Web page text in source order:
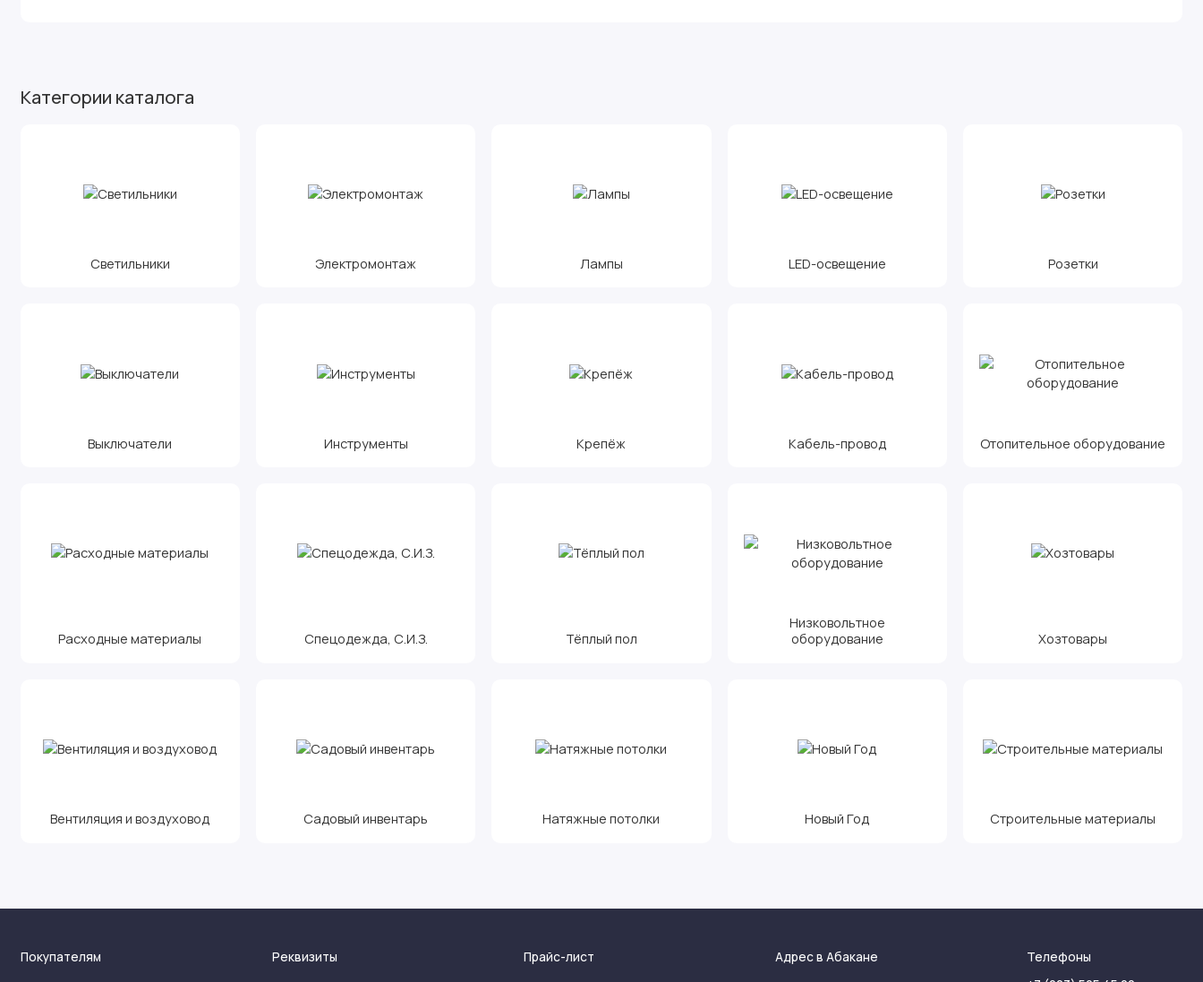
Категории каталога
Светильники Электромонтаж Лампы LED-освещение Розетки
Выключатели Инструменты Крепёж Кабель-провод Отопительное оборудование
Расходные материалы Спецодежда, С.И.З. Тёплый пол
Низковольтное
оборудование
Хозтовары
Вентиляция и воздуховод Садовый инвентарь Натяжные потолки Новый Год Строительные материалы
Покупателям Реквизиты Прайс-лист Адрес в Абакане
Телефоны